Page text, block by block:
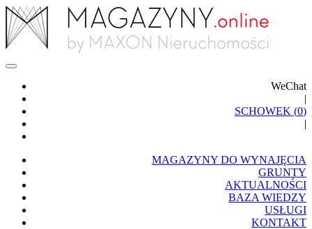
WeChat
|
SCHOWEK (0)
|
MAGAZYNY DO WYNAJĘCIA
GRUNTY
AKTUALNOŚCI
BAZA WIEDZY
USŁUGI
KONTAKT